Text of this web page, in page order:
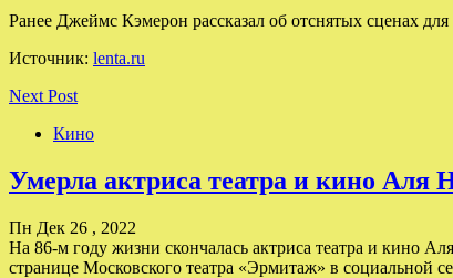
Ранее Джеймс Кэмерон рассказал об отснятых сценах
Источник: lenta.ru
Next Post
Кино
Умерла актриса театра и кино Аля
Пн Дек 26 , 2022
На 86-м году жизни скончалась актриса театра и кино
странице Московского театра «Эрмитаж» в социальной